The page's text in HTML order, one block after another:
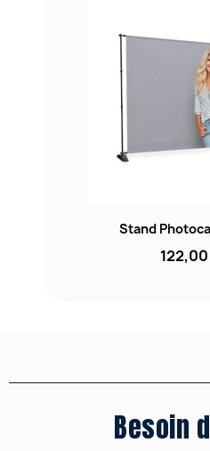
Stand
Besoin